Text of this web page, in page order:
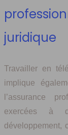
juridique
Travailler en
implique
l’assurance
exercées à
développement,